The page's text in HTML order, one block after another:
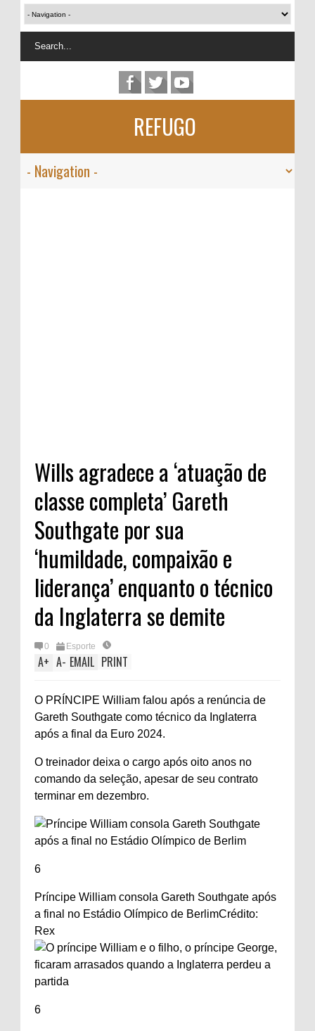
REFUGO
Wills agradece a ‘atuação de
classe completa’ Gareth
Southgate por sua
‘humildade, compaixão e
liderança’ enquanto o técnico
da Inglaterra se demite
0 Esporte
A+ A- EMAIL PRINT
O PRÍNCIPE William falou após a renúncia de
Gareth Southgate como técnico da Inglaterra
após a final da Euro 2024.
O treinador deixa o cargo após oito anos no
comando da seleção, apesar de seu contrato
terminar em dezembro.
6
Príncipe William consola Gareth Southgate após
a final no Estádio Olímpico de BerlimCrédito:
Rex
6